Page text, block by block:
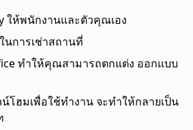
ให้พนักงานและตัวคุณเอง
นการเช่าสถานที่
ทำให้คุณสามารถตกแต่ง ออกแบบ
โฮมเพื่อใช้ทำงาน จะทำให้กลายเป็น